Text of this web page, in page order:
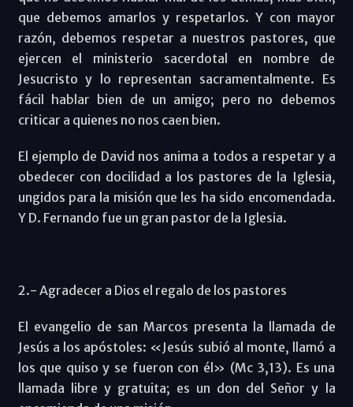
que debemos amarlos y respetarlos. Y con mayor
razón, debemos respetar a nuestros pastores, que
ejercen el ministerio sacerdotal en nombre de
Jesucristo y lo representan sacramentalmente. Es
fácil hablar bien de un amigo; pero no debemos
criticar a quienes no nos caen bien.
El ejemplo de David nos anima a todos a respetar y a
obedecer con docilidad a los pastores de la Iglesia,
ungidos para la misión que les ha sido encomendada.
Y D. Fernando fue un gran pastor de la Iglesia.
2.- Agradecer a Dios el regalo de los pastores
El evangelio de san Marcos presenta la llamada de
Jesús a los apóstoles: «Jesús subió al monte, llamó a
los que quiso y se fueron con él» (Mc 3,13). Es una
llamada libre y gratuita; es un don del Señor y la